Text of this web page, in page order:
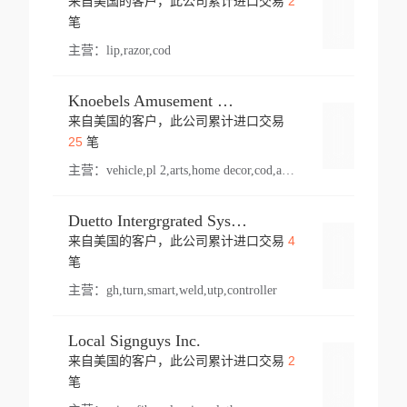
笔
主营： lip,razor,cod
Knoebels Amusement Resort
来自美国的客户，此公司累计进口交易
25笔
主营： vehicle,pl 2,arts,home decor,cod,amusement ride,sea
Duetto Intergrgrated Systems Inc.
来自美国的客户，此公司累计进口交易 4
笔
主营： gh,turn,smart,weld,utp,controller
Local Signguys Inc.
来自美国的客户，此公司累计进口交易 2
笔